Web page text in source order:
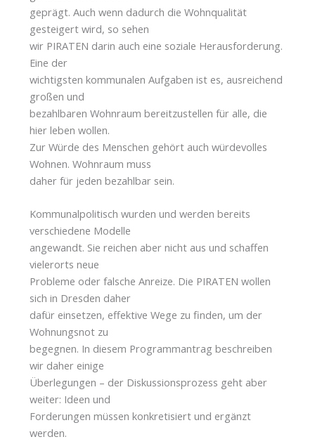
geprägt. Auch wenn dadurch die Wohnqualität
gesteigert wird, so sehen
wir PIRATEN darin auch eine soziale Herausforderung.
Eine der
wichtigsten kommunalen Aufgaben ist es, ausreichend
großen und
bezahlbaren Wohnraum bereitzustellen für alle, die
hier leben wollen.
Zur Würde des Menschen gehört auch würdevolles
Wohnen. Wohnraum muss
daher für jeden bezahlbar sein.
Kommunalpolitisch wurden und werden bereits
verschiedene Modelle
angewandt. Sie reichen aber nicht aus und schaffen
vielerorts neue
Probleme oder falsche Anreize. Die PIRATEN wollen
sich in Dresden daher
dafür einsetzen, effektive Wege zu finden, um der
Wohnungsnot zu
begegnen. In diesem Programmantrag beschreiben
wir daher einige
Überlegungen – der Diskussionsprozess geht aber
weiter: Ideen und
Forderungen müssen konkretisiert und ergänzt
werden.